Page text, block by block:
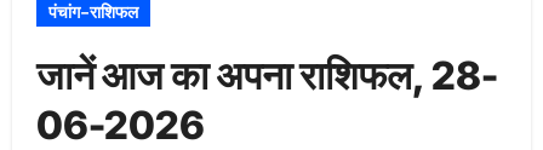
पंचांग-राशिफल
जानें आज का अपना राशिफल, 28-
06-2026